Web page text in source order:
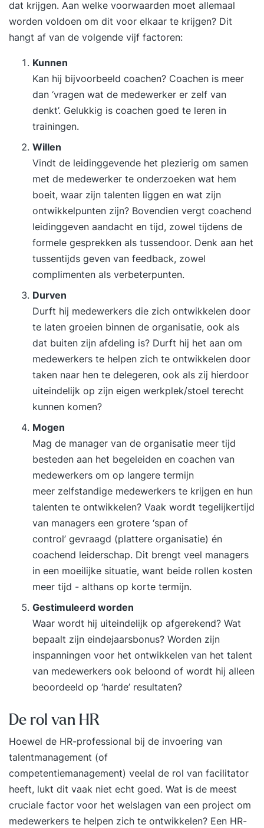
dat krijgen. Aan welke voorwaarden moet allemaal
worden voldoen om dit voor elkaar te krijgen? Dit
hangt af van de volgende vijf factoren:
Kunnen
Kan hij bijvoorbeeld coachen? Coachen is meer
dan ‘vragen wat de medewerker er zelf van
denkt’. Gelukkig is coachen goed te leren in
trainingen.
Willen
Vindt de leidinggevende het plezierig om samen
met de medewerker te onderzoeken wat hem
boeit, waar zijn talenten liggen en wat zijn
ontwikkelpunten zijn? Bovendien vergt coachend
leidinggeven aandacht en tijd, zowel tijdens de
formele gesprekken als tussendoor. Denk aan het
tussentijds geven van feedback, zowel
complimenten als verbeterpunten.
Durven
Durft hij medewerkers die zich ontwikkelen door
te laten groeien binnen de organisatie, ook als
dat buiten zijn afdeling is? Durft hij het aan om
medewerkers te helpen zich te ontwikkelen door
taken naar hen te delegeren, ook als zij hierdoor
uiteindelijk op zijn eigen werkplek/stoel terecht
kunnen komen?
Mogen
Mag de manager van de organisatie meer tijd
besteden aan het begeleiden en coachen van
medewerkers om op langere termijn
meer zelfstandige medewerkers te krijgen en hun
talenten te ontwikkelen? Vaak wordt tegelijkertijd
van managers een grotere ‘span of
control’ gevraagd (plattere organisatie) én
coachend leiderschap. Dit brengt veel managers
in een moeilijke situatie, want beide rollen kosten
meer tijd - althans op korte termijn.
Gestimuleerd worden
Waar wordt hij uiteindelijk op afgerekend? Wat
bepaalt zijn eindejaarsbonus? Worden zijn
inspanningen voor het ontwikkelen van het talent
van medewerkers ook beloond of wordt hij alleen
beoordeeld op ‘harde’ resultaten?
De rol van HR
Hoewel de HR-professional bij de invoering van
talentmanagement (of
competentiemanagement) veelal de rol van facilitator
heeft, lukt dit vaak niet echt goed. Wat is de meest
cruciale factor voor het welslagen van een project om
medewerkers te helpen zich te ontwikkelen? Een HR-